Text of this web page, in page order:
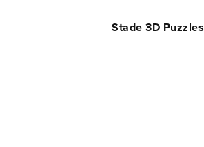
Stade 3D Puzzles